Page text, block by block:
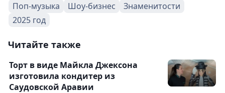
Поп-музыка
Шоу-бизнес
Знаменитости
2025 год
Читайте также
Торт в виде Майкла Джексона
изготовила кондитер из
Саудовской Аравии